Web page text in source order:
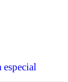
especial